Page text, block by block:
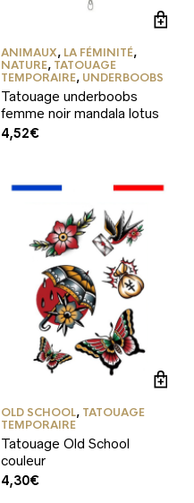
ANIMAUX, LA FÉMINITÉ,
NATURE, TATOUAGE
TEMPORAIRE, UNDERBOOBS
Tatouage underboobs
femme noir mandala lotus
4,52€
OLD SCHOOL, TATOUAGE
TEMPORAIRE
Tatouage Old School
couleur
4,30€